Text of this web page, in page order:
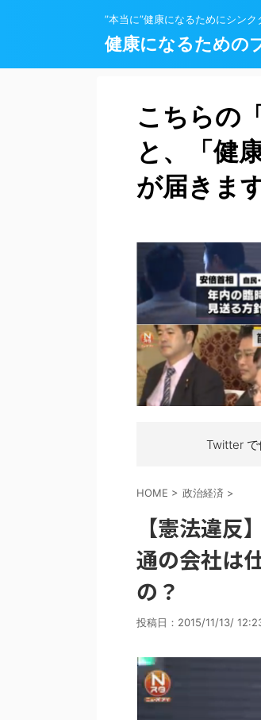
”本当に”健康になるためにシンク
健康になるための
こちらの
と、「健
が届きま
Twitter で
HOME > 政治経済 >
【憲法違
通の会社は
の？
投稿日：2015/11/13/